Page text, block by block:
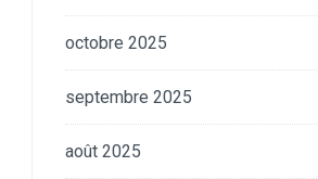
octobre 2025
septembre 2025
août 2025